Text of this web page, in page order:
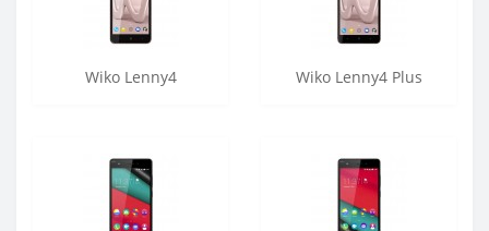
Wiko Lenny4 Wiko Lenny4 Plus